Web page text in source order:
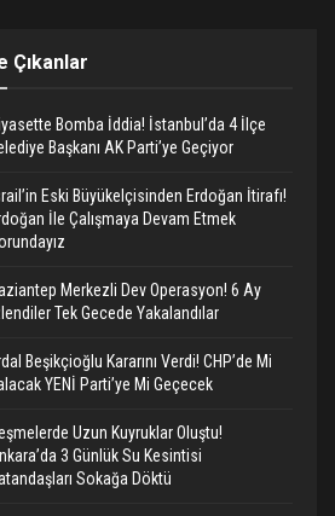
Çıkanlar
Bomba İddia! İstanbul’da 4 İlçe
Başkanı AK Parti’ye Geçiyor
Eski Büyükelçisinden Erdoğan İtirafı!
İle Çalışmaya Devam Etmek
Merkezli Dev Operasyon! 6 Ay
Tek Gecede Yakalandılar
Beşikçioğlu Kararını Verdi! CHP’de Mi
YENİ Parti’ye Mi Geçecek
Uzun Kuyruklar Oluştu!
3 Günlük Su Kesintisi
Sokağa Döktü